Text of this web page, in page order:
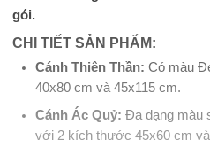
gói.
CHI TIẾT SẢN PHẨM:
Cánh Thiên Thần: Có màu
40x80 cm và 45x115 cm.
Cánh Ác Quỷ: Đa dạng màu
với 2 kích thước 45x60 cm